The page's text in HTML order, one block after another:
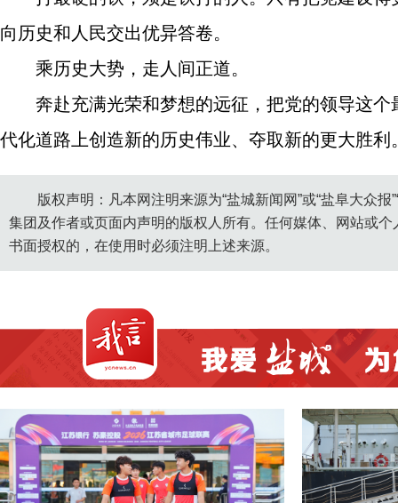
向历史和人民交出优异答卷。
乘历史大势，走人间正道。
奔赴充满光荣和梦想的远征，把党的领导这
代化道路上创造新的历史伟业、夺取新的更大胜利
版权声明：凡本网注明来源为“盐城新闻网”或“盐阜大众
集团及作者或页面内声明的版权人所有。任何媒体、网站或
书面授权的，在使用时必须注明上述来源。